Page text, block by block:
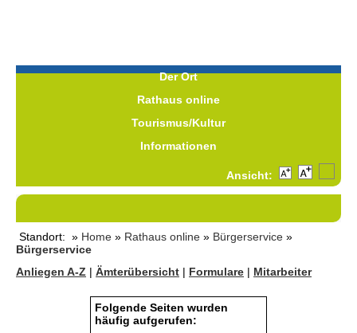
Der Ort
Rathaus online
Tourismus/Kultur
Informationen
Ansicht:
Standort: » Home » Rathaus online » Bürgerservice »
Bürgerservice
Anliegen A-Z | Ämterübersicht | Formulare | Mitarbeiter
Folgende Seiten wurden
häufig aufgerufen: